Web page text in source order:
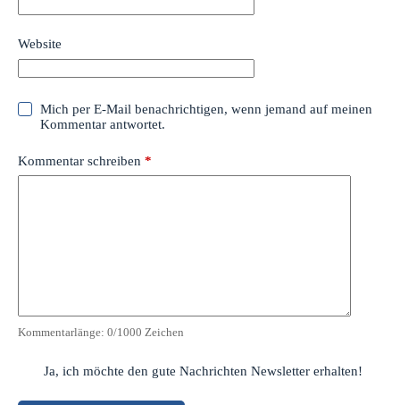
Website
Mich per E-Mail benachrichtigen, wenn jemand auf meinen
Kommentar antwortet.
Kommentar schreiben *
Kommentarlänge: 0/1000 Zeichen
Ja, ich möchte den gute Nachrichten Newsletter erhalten!